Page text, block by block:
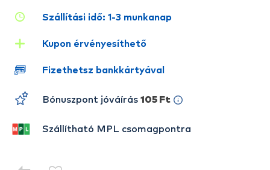
Szállítási idő: 1-3 munkanap
Kupon érvényesíthető
Fizethetsz bankkártyával
Bónuszpont jóváírás 105 Ft
Szállítható MPL csomagpontra